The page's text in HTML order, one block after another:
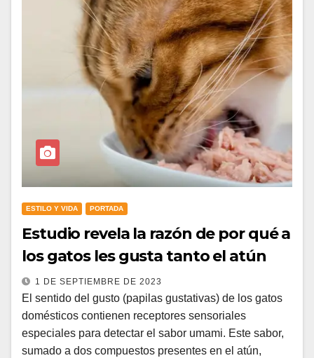
ESTILO Y VIDA PORTADA
Estudio revela la razón de por qué a
los gatos les gusta tanto el atún
1 DE SEPTIEMBRE DE 2023
El sentido del gusto (papilas gustativas) de los gatos
domésticos contienen receptores sensoriales
especiales para detectar el sabor umami. Este sabor,
sumado a dos compuestos presentes en el atún,